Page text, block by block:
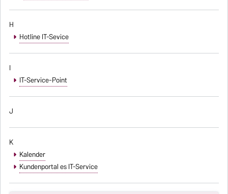
H
Hotline IT-Sevice
I
IT-Service-Point
J
K
Kalender
Kundenportal es IT-Service